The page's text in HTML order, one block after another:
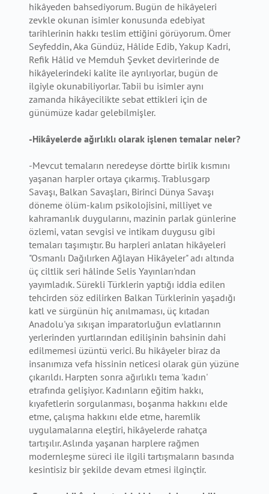
hikâyeden bahsediyorum. Bugün de hikâyeleri
zevkle okunan isimler konusunda edebiyat
tarihlerinin hakkı teslim ettiğini görüyorum. Ömer
Seyfeddin, Aka Gündüz, Hâlide Edib, Yakup Kadri,
Refik Hâlid ve Memduh Şevket devirlerinde de
hikâyelerindeki kalite ile ayrılıyorlar, bugün de
ilgiyle okunabiliyorlar. Tabii bu isimler aynı
zamanda hikâyecilikte sebat ettikleri için de
günümüze kadar gelebilmişler.
-Hikâyelerde ağırlıklı olarak işlenen temalar neler?
-Mevcut temaların neredeyse dörtte birlik kısmını
yaşanan harpler ortaya çıkarmış. Trablusgarp
Savaşı, Balkan Savaşları, Birinci Dünya Savaşı
döneme ölüm-kalım psikolojisini, milliyet ve
kahramanlık duygularını, mazinin parlak günlerine
özlemi, vatan sevgisi ve intikam duygusu gibi
temaları taşımıştır. Bu harpleri anlatan hikâyeleri
"Osmanlı Dağılırken Ağlayan Hikâyeler" adı altında
üç ciltlik seri hâlinde Selis Yayınları'ndan
yayımladık. Sürekli Türklerin yaptığı iddia edilen
tehcirden söz edilirken Balkan Türklerinin yaşadığı
katl ve sürgünün hiç anılmaması, üç kıtadan
Anadolu'ya sıkışan imparatorluğun evlatlarının
yerlerinden yurtlarından edilişinin bahsinin dahi
edilmemesi üzüntü verici. Bu hikâyeler biraz da
insanımıza vefa hissinin neticesi olarak gün yüzüne
çıkarıldı. Harpten sonra ağırlıklı tema 'kadın'
etrafında gelişiyor. Kadınların eğitim hakkı,
kıyafetlerin sorgulanması, boşanma hakkını elde
etme, çalışma hakkını elde etme, haremlik
uygulamalarına eleştiri, hikâyelerde rahatça
tartışılır. Aslında yaşanan harplere rağmen
modernleşme süreci ile ilgili tartışmaların basında
kesintisiz bir şekilde devam etmesi ilginçtir.